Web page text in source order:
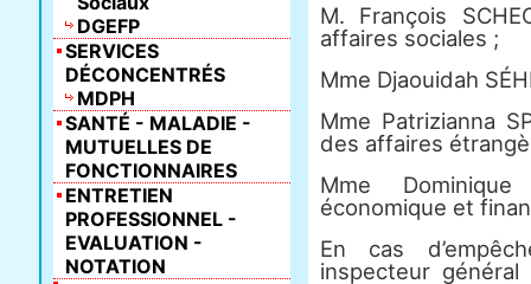
M. François
affaires sociales ;
Mme Djaouidah
Mme Patrizianna
des affaires
Mme
économique et
En cas
inspecteur
DGEFP
SERVICES
DÉCONCENTRÉS
MDPH
SANTÉ - MALADIE -
MUTUELLES DE
FONCTIONNAIRES
ENTRETIEN
PROFESSIONNEL -
EVALUATION -
NOTATION